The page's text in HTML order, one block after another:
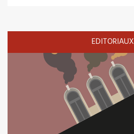
EDITORIAUX